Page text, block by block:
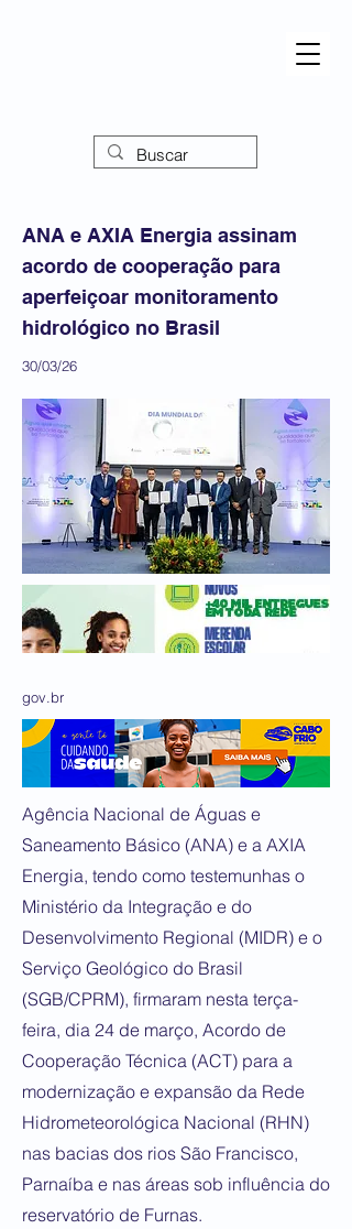
ANA e AXIA Energia assinam
acordo de cooperação para
aperfeiçoar monitoramento
hidrológico no Brasil
30/03/26
gov.br
Agência Nacional de Águas e
Saneamento Básico (ANA) e a AXIA
Energia, tendo como testemunhas o
Ministério da Integração e do
Desenvolvimento Regional (MIDR) e o
Serviço Geológico do Brasil
(SGB/CPRM), firmaram nesta terça-
feira, dia 24 de março, Acordo de
Cooperação Técnica (ACT) para a
modernização e expansão da Rede
Hidrometeorológica Nacional (RHN)
nas bacias dos rios São Francisco,
Parnaíba e nas áreas sob influência do
reservatório de Furnas.